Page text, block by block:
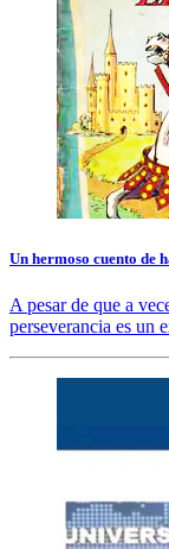
Un hermoso cuento de
A pesar de que a
perseverancia es un